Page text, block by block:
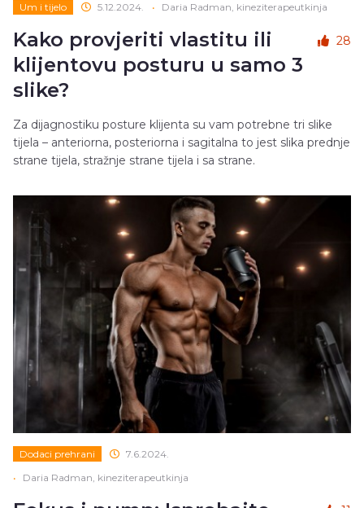
Um i tijelo 5.12.2024. • Daria Radman, kineziterapeutkinja
Kako provjeriti vlastitu ili
klijentovu posturu u samo 3
slike?
28
Za dijagnostiku posture klijenta su vam potrebne tri slike
tijela – anteriorna, posteriorna i sagitalna to jest slika prednje
strane tijela, stražnje strane tijela i sa strane.
Dodaci prehrani
7.6.2024.
•
Daria Radman, kineziterapeutkinja